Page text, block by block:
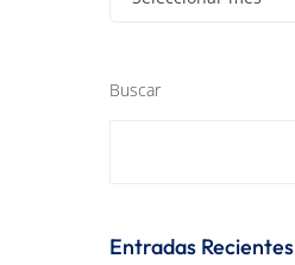
Buscar
Entradas Recientes